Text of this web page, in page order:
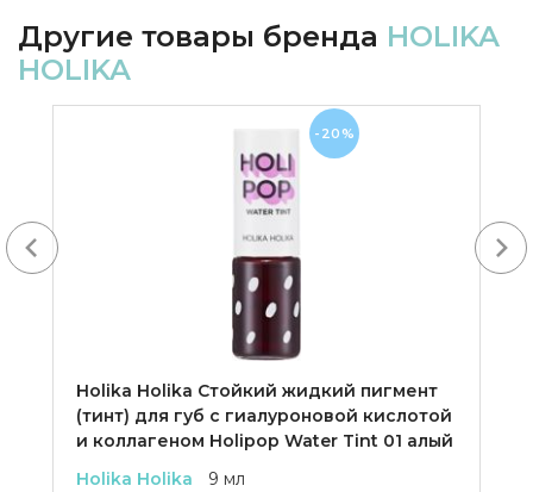
Другие товары бренда HOLIKA
HOLIKA
Holika Holika Cтойкий жидкий пигмент
(тинт) для губ с гиалуроновой кислотой
и коллагеном Holipop Water Tint 01 алый
Holika Holika
9 мл
-20%